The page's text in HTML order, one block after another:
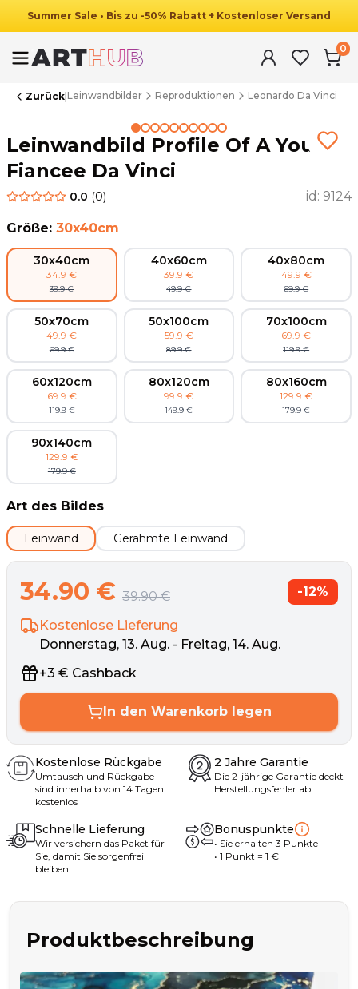
Summer Sale • Bis zu -50% Rabatt + Kostenloser Versand
0
Zurück Leinwandbilder Reproduktionen Leonardo Da Vinci
Leinwandbild Profile Of A Young
Fiancee Da Vinci
0.0 (0) id: 9124
Größe: 30x40cm
30x40cm
34.9 €
39.9 €
40x60cm
39.9 €
49.9 €
40x80cm
49.9 €
69.9 €
50x70cm
49.9 €
69.9 €
50x100cm
59.9 €
89.9 €
70x100cm
69.9 €
119.9 €
60x120cm
69.9 €
119.9 €
80x120cm
99.9 €
149.9 €
80x160cm
129.9 €
179.9 €
90x140cm
129.9 €
179.9 €
Art des Bildes
Leinwand Gerahmte Leinwand
34.90 € 39.90 € -12%
Kostenlose Lieferung
Donnerstag, 13. Aug. - Freitag, 14. Aug.
+3 € Cashback
In den Warenkorb legen
Kostenlose Rückgabe
Umtausch und Rückgabe
sind innerhalb von 14 Tagen
kostenlos
2 Jahre Garantie
Die 2-jährige Garantie deckt
Herstellungsfehler ab
Schnelle Lieferung
Wir versichern das Paket für
Sie, damit Sie sorgenfrei
bleiben!
Bonuspunkte
• Sie erhalten 3 Punkte
• 1 Punkt = 1 €
Produktbeschreibung